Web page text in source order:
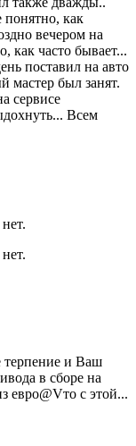
как
вечером на
как часто бывает...
поставил на авто
мастер был занят.
сервисе
Всем
терпение и Ваш
в сборе на
евро@Vто с этой...